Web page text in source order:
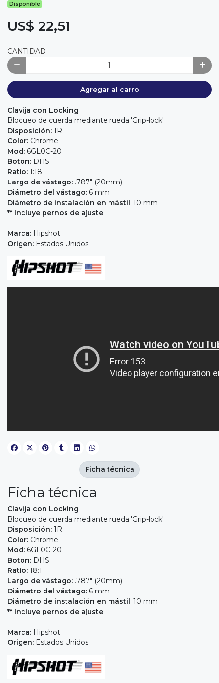
Disponible
US$ 22,51
CANTIDAD
Agregar al carro
Clavija con Locking
Bloqueo de cuerda mediante rueda 'Grip-lock'
Disposición: 1R
Color: Chrome
Mod: 6GL0C-20
Boton: DHS
Ratio: 1:18
Largo de vástago: .787" (20mm)
Diámetro del vástago: 6 mm
Diámetro de instalación en mástil: 10 mm
** Incluye pernos de ajuste
Marca: Hipshot
Origen: Estados Unidos
Ficha técnica
Clavija con Locking
Bloqueo de cuerda mediante rueda 'Grip-lock'
Disposición: 1R
Color: Chrome
Mod: 6GL0C-20
Boton: DHS
Ratio: 18:1
Largo de vástago: .787" (20mm)
Diámetro del vástago: 6 mm
Diámetro de instalación en mástil: 10 mm
** Incluye pernos de ajuste
Marca: Hipshot
Origen: Estados Unidos
Ficha técnica